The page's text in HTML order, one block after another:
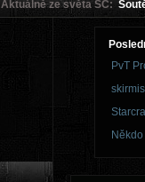
Aktuálně ze světa SC:
PvT